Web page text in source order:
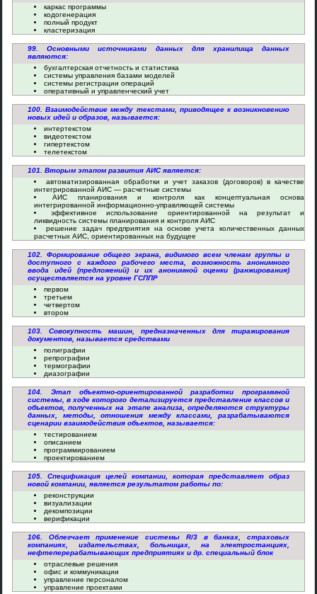
каркас программы
кодогенерация
полный продукт
кластеризация
99. Основными источниками данных для хранилища данных
являются:
бухгалтерская отчетность и статистика
системы управления базами моделей
системы регистрации операций
оперативный и управленческий учет
100. Взаимодействие между текстами, приводящее к возникновению
новых идей и образов, называется:
интертекстом
видеотекстом
гипертекстом
телетекстом
101. Вторым этапом развития АИС является:
автоматизированная обработки и учет заказов (договоров) в качестве
интегрированной АИС — расчетные системы
АИС планирования и контроля как концептуальная основа
интегрированной информационно-управляющей системы
эффективное использование ориентированной на результат и
ликвидность системы планирования и контроля АИС
решение задач предприятия на основе учета количественных данных
расчетных АИС, ориентированных на будущее
102. Формирование общего экрана, видимого всем членам группы и
доступного с каждого рабочего места, возможность анонимного
ввода идей (предложений) и их анонимной оценки (ранжирования)
осуществляется на уровне ГСППР
первом
третьем
четвертом
втором
103. Совокупность машин, предназначенных для тиражирования
документов, называется средствами
полиграфии
репрографии
термографии
диазографии
104. Этап объектно-ориентированной разработки программной
системы, в ходе которого детализируется представление классов и
объектов, полученных на этапе анализа, определяются структуры
данных, методы, отношения между классами, разрабатываются
сценарии взаимодействия объектов, называется:
тестированием
описанием
программированием
проектированием
105. Спецификация целей компании, которая представляет образ
новой компании, является результатом работы по:
реконструкции
визуализации
декомпозиции
верификации
106. Облегчает применение системы R/3 в банках, страховых
компаниях, издательствах, больницах, на электростанциях,
нефтеперерабатывающих предприятиях и др. специальный блок
отраслевые решения
офис и коммуникации
управление персоналом
управление проектами